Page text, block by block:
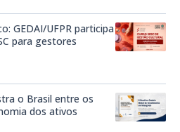
GEDAI/UFPR participa
para gestores
o Brasil entre os
dos ativos